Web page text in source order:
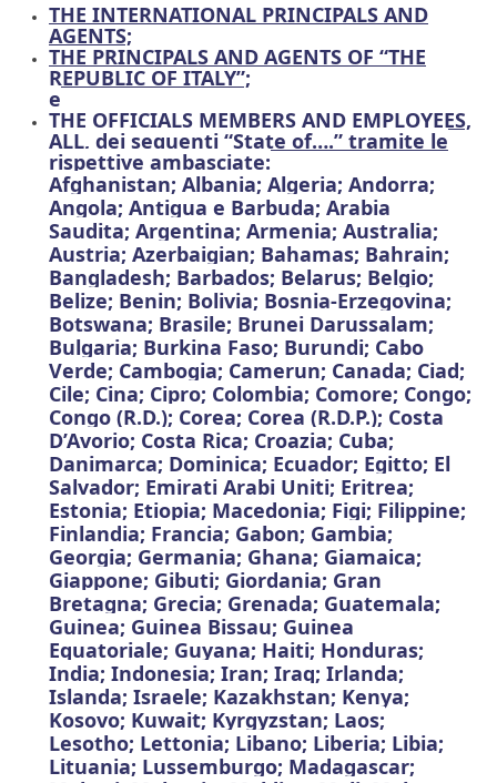
THE INTERNATIONAL PRINCIPALS AND
AGENTS;
THE PRINCIPALS AND AGENTS OF “THE
REPUBLIC OF ITALY”;
e
THE OFFICIALS MEMBERS AND EMPLOYEES,
ALL, dei seguenti “State of….” tramite le
rispettive ambasciate:
Afghanistan; Albania; Algeria; Andorra;
Angola; Antigua e Barbuda; Arabia
Saudita; Argentina; Armenia; Australia;
Austria; Azerbaigian; Bahamas; Bahrain;
Bangladesh; Barbados; Belarus; Belgio;
Belize; Benin; Bolivia; Bosnia-Erzegovina;
Botswana; Brasile; Brunei Darussalam;
Bulgaria; Burkina Faso; Burundi; Cabo
Verde; Cambogia; Camerun; Canada; Ciad;
Cile; Cina; Cipro; Colombia; Comore; Congo;
Congo (R.D.); Corea; Corea (R.D.P.); Costa
D’Avorio; Costa Rica; Croazia; Cuba;
Danimarca; Dominica; Ecuador; Egitto; El
Salvador; Emirati Arabi Uniti; Eritrea;
Estonia; Etiopia; Macedonia; Figi; Filippine;
Finlandia; Francia; Gabon; Gambia;
Georgia; Germania; Ghana; Giamaica;
Giappone; Gibuti; Giordania; Gran
Bretagna; Grecia; Grenada; Guatemala;
Guinea; Guinea Bissau; Guinea
Equatoriale; Guyana; Haiti; Honduras;
India; Indonesia; Iran; Iraq; Irlanda;
Islanda; Israele; Kazakhstan; Kenya;
Kosovo; Kuwait; Kyrgyzstan; Laos;
Lesotho; Lettonia; Libano; Liberia; Libia;
Lituania; Lussemburgo; Madagascar;